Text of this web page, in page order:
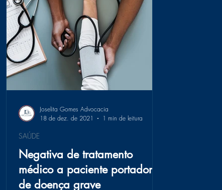
Negativa de tratamento
médico a paciente portador
de doença grave
SAÚDE
Joselita Gomes Advocacia
18 de dez. de 2021
1 min de leitura